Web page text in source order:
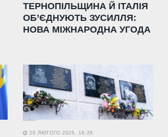
ТЕРНОПІЛЬЩИНА Й ІТАЛІЯ
ОБ’ЄДНУЮТЬ ЗУСИЛЛЯ:
НОВА МІЖНАРОДНА УГОДА
20 ЛЮТОГО 2025, 18:26